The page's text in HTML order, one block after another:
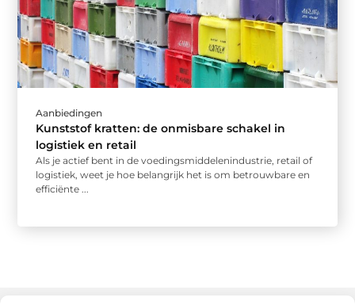
Aanbiedingen
Kunststof kratten: de onmisbare schakel in
logistiek en retail
Als je actief bent in de voedingsmiddelenindustrie, retail of
logistiek, weet je hoe belangrijk het is om betrouwbare en
efficiënte ...